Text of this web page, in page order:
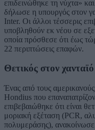
επιδεινώθηκε τη νύχτα»
δήλωσε η υπουργός στον
Inter. Οι άλλοι τέσσερις
υποβληθούν εκ νέου σε
οποία πρόσθεσε ότι έως
22 περιπτώσεις επαφών.
Θετικός στον
Ένας από τους
Hondius που
επιβεβαιώθηκε ότι είναι
μοριακή εξέταση (PCR,
πολυμεράσης), ανακοίνωσε